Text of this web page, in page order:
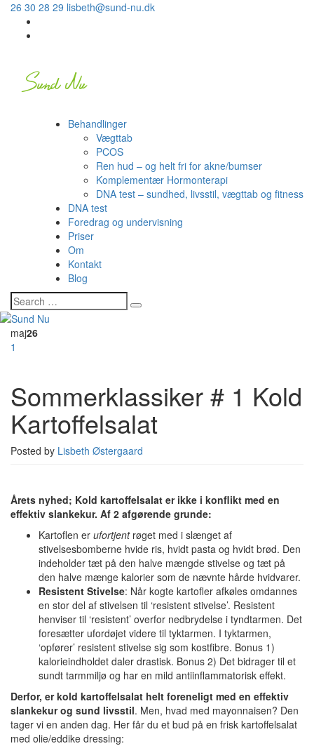
26 30 28 29 lisbeth@sund-nu.dk
Behandlinger
Vægttab
PCOS
Ren hud – og helt fri for akne/bumser
Komplementær Hormonterapi
DNA test – sundhed, livsstil, vægttab og fitness
DNA test
Foredrag og undervisning
Priser
Om
Kontakt
Blog
maj26
1
Sommerklassiker # 1 Kold
Kartoffelsalat
Posted by Lisbeth Østergaard
Årets nyhed; Kold kartoffelsalat er ikke i konflikt med en
effektiv slankekur. Af 2 afgørende grunde:
Kartoflen er ufortjentrøget med i slænget af
stivelsesbomberne hvide ris, hvidt pasta og hvidt brød. Den
indeholder tæt på den halve mængde stivelse og tæt på
den halve mænge kalorier som de nævnte hårde hvidvarer.
Resistent Stivelse: Når kogte kartofler afkøles omdannes
en stor del af stivelsen til ‘resistent stivelse’. Resistent
henviser til ‘resistent’ overfor nedbrydelse i tyndtarmen. Det
foresætter ufordøjet videre til tyktarmen. I tyktarmen,
‘opfører’ resistent stivelse sig som kostfibre. Bonus 1)
kalorieindholdet daler drastisk. Bonus 2) Det bidrager til et
sundt tarmmiljø og har en mild antiinflammatorisk effekt.
Derfor, er kold kartoffelsalat helt foreneligt med en effektiv
slankekur og sund livsstil. Men, hvad med mayonnaisen? Den
tager vi en anden dag. Her får du et bud på en frisk kartoffelsalat
med olie/eddike dressing: